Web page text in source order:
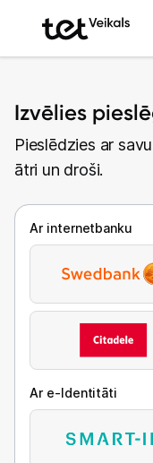
Izvēlies
Pieslēdzies ar
ātri un droši.
Ar internetbanku
Ar e-Identitāti